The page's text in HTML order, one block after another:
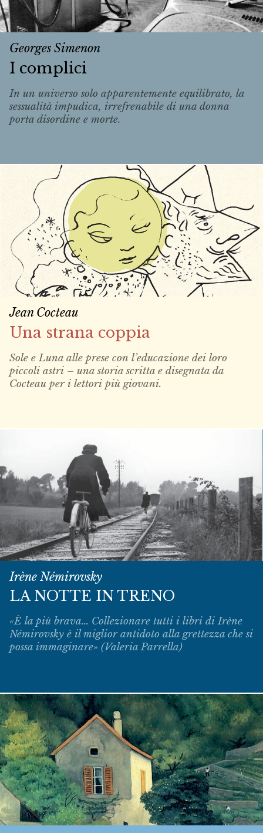
Georges Simenon
I complici
In un universo solo apparentemente equilibrato, la
sessualità impudica, irrefrenabile di una donna
porta disordine e morte.
Jean Cocteau
Una strana coppia
Sole e Luna alle prese con l’educazione dei loro
piccoli astri – una storia scritta e disegnata da
Cocteau per i lettori più giovani.
Irène Némirovsky
LA NOTTE IN TRENO
«È la più brava... Collezionare tutti i libri di Irène
Némirovsky è il miglior antidoto alla grettezza che si
possa immaginare» (Valeria Parrella)